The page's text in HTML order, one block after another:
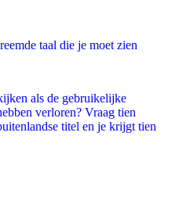
taal die je moet zien
als de gebruikelijke
verloren? Vraag tien
titel en je krijgt tien